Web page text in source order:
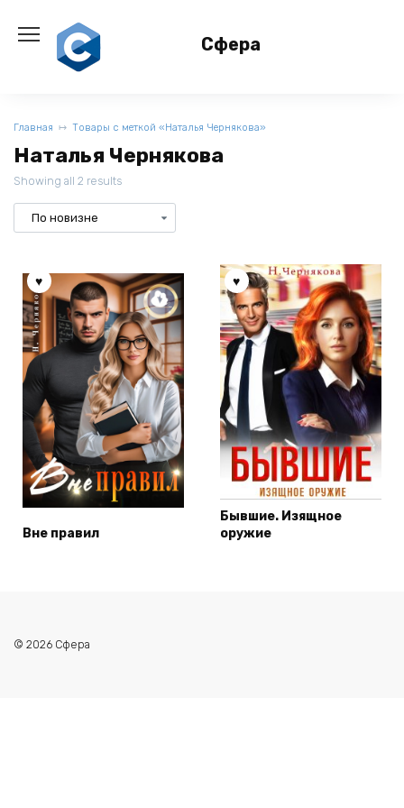
содержанию
Сфера
Главная Товары с меткой «Наталья Чернякова»
Наталья Чернякова
Showing all 2 results
Вне правил
Бывшие. Изящное
оружие
© 2026 Сфера